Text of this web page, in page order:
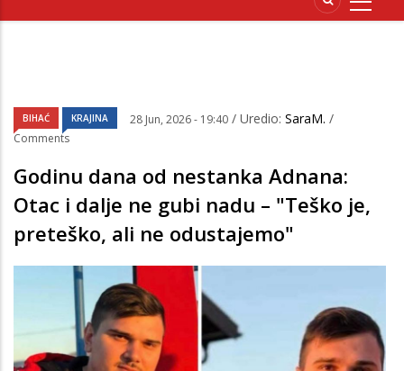
BIHAĆ KRAJINA 28 Jun, 2026 - 19:40 / Uredio: SaraM. /
Comments
Godinu dana od nestanka Adnana:
Otac i dalje ne gubi nadu – "Teško je,
preteško, ali ne odustajemo"